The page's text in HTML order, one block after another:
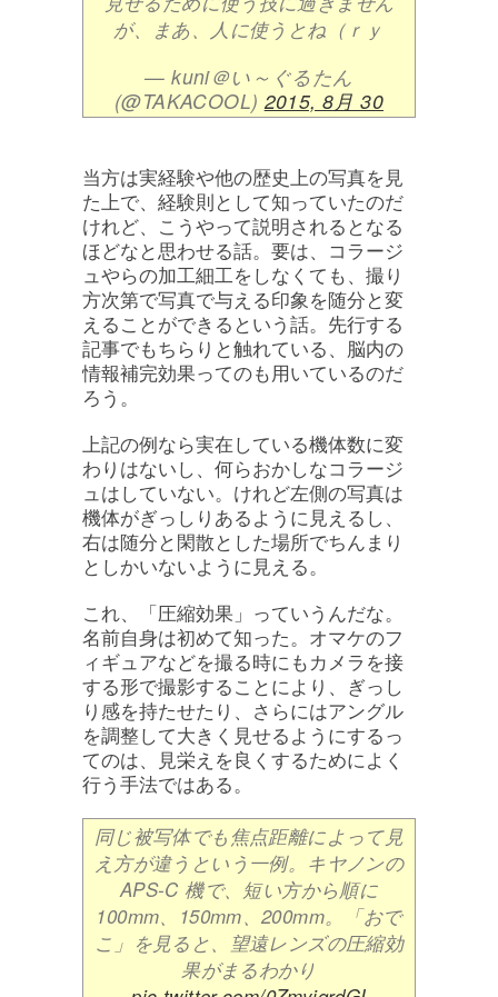
が、まあ、人に使うとね（ｒｙ
— kuni＠い～ぐるたん
(@TAKACOOL) 2015, 8月 30
当方は実経験や他の歴史上の写真を見
た上で、経験則として知っていたのだ
けれど、こうやって説明されるとなる
ほどなと思わせる話。要は、コラージ
ュやらの加工細工をしなくても、撮り
方次第で写真で与える印象を随分と変
えることができるという話。先行する
記事でもちらりと触れている、脳内の
情報補完効果ってのも用いているのだ
ろう。
上記の例なら実在している機体数に変
わりはないし、何らおかしなコラージ
ュはしていない。けれど左側の写真は
機体がぎっしりあるように見えるし、
右は随分と閑散とした場所でちんまり
としかいないように見える。
これ、「圧縮効果」っていうんだな。
名前自身は初めて知った。オマケのフ
ィギュアなどを撮る時にもカメラを接
する形で撮影することにより、ぎっし
り感を持たせたり、さらにはアングル
を調整して大きく見せるようにするっ
てのは、見栄えを良くするためによく
行う手法ではある。
同じ被写体でも焦点距離によって見
え方が違うという一例。キヤノンの
APS-C 機で、短い方から順に
100mm、150mm、200mm。「おで
こ」を見ると、望遠レンズの圧縮効
果がまるわかり